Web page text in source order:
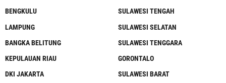
BENGKULU
LAMPUNG
BANGKA BELITUNG
KEPULAUAN RIAU
DKI JAKARTA
SULAWESI TENGAH
SULAWESI SELATAN
SULAWESI TENGGARA
GORONTALO
SULAWESI BARAT